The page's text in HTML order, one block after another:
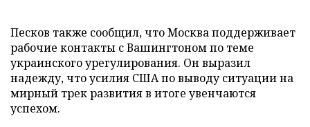
Песков также сообщил, что Москва поддерживает
рабочие контакты с Вашингтоном по теме
украинского урегулирования. Он выразил
надежду, что усилия США по выводу ситуации на
мирный трек развития в итоге увенчаются
успехом.